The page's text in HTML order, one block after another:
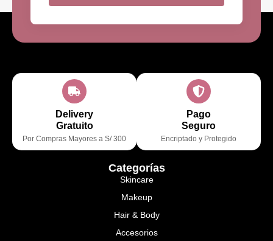
Delivery
Gratuito
Por Compras Mayores a S/ 300
Pago
Seguro
Encriptado y Protegido
Categorías
Skincare
Makeup
Hair & Body
Accesorios